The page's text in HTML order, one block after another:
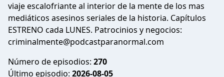
viaje escalofriante al interior de la mente de los mas
mediáticos asesinos seriales de la historia. Capítulos
ESTRENO cada LUNES. Patrocinios y negocios:
criminalmente@podcastparanormal.com
Número de episodios: 270
Último episodio: 2026-08-05